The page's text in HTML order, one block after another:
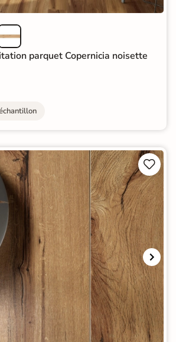
parquet Copernicia noisette

